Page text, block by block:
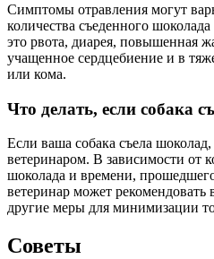
Симптомы отравления могут
количества съеденного
это рвота, диарея, повышенная
учащенное сердцебиение и в
или кома.
Что делать, если собака
Если ваша собака съела
ветеринаром. В зависимости от
шоколада и времени,
ветеринар может рекомендовать
другие меры для минимизации
Советы